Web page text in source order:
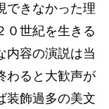
できなかった理
０世紀を生きる
内容の演説は当
わると大歓声が
装飾過多の美文